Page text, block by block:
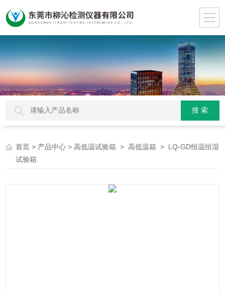
首页 > 产品中心 >高低温试验箱 >高低温箱 > LQ-GD恒温恒湿
试验箱